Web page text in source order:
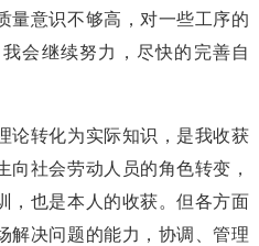
量意识不够高，对一些工序的
会继续努力，尽快的完善自
论转化为实际知识，是我收获
向社会劳动人员的角色转变，
，也是本人的收获。但各方面
解决问题的能力，协调、管理